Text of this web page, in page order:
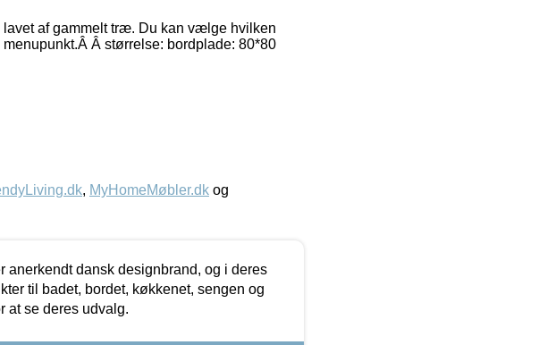
lavet af gammelt træ. Du kan vælge hvilken
Â størrelse: bordplade: 80*80
, MyHomeMøbler.dk og
anerkendt dansk designbrand, og i deres
til badet, bordet, køkkenet, sengen og
at se deres udvalg.